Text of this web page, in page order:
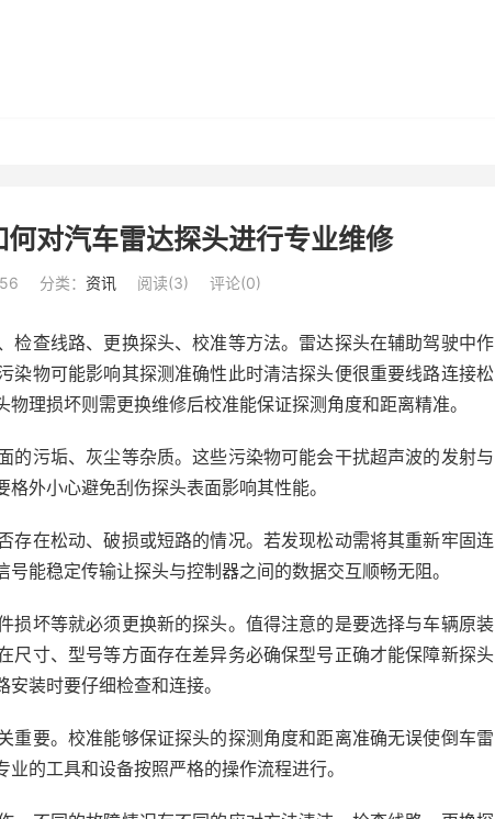
对汽车雷达探头进行专业维修
分类： 资讯 阅读(3) 评论(0)
检查线路、更换探头、校准等方法。雷达探头在辅助驾驶中作
染物可能影响其探测准确性此时清洁探头便很重要线路连接松
理损坏则需更换维修后校准能保证探测角度和距离精准。
的污垢、灰尘等杂质。这些污染物可能会干扰超声波的发射与
外小心避免刮伤探头表面影响其性能。
存在松动、破损或短路的情况。若发现松动需将其重新牢固连
能稳定传输让探头与控制器之间的数据交互顺畅无阻。
损坏等就必须更换新的探头。值得注意的是要选择与车辆原装
尺寸、型号等方面存在差异务必确保型号正确才能保障新探头
装时要仔细检查和连接。
重要。校准能够保证探头的探测角度和距离准确无误使倒车雷
的工具和设备按照严格的操作流程进行。